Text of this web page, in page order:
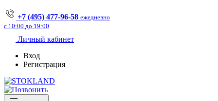
+7 (495) 477-96-58 ежедневно
с 10:00 до 19:00
Личный кабинет
Вход
Регистрация